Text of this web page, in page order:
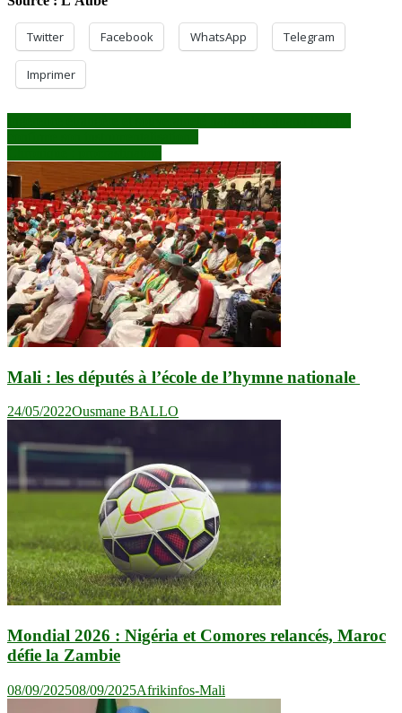
Twitter Facebook WhatsApp Telegram
Imprimer
Navigation
de
l’article
Mali : les députés à l’école de l’hymne nationale
24/05/2022Ousmane BALLO
Mondial 2026 : Nigéria et Comores relancés, Maroc
défie la Zambie
08/09/202508/09/2025Afrikinfos-Mali